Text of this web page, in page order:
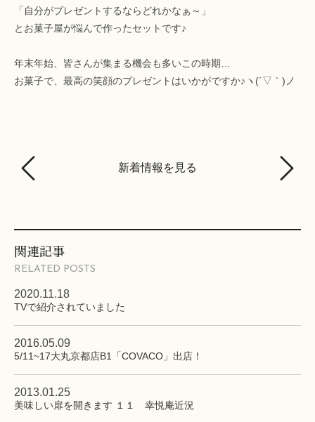
「自分がプレゼントするならどれかなぁ～」
とお菓子屋が悩んで作ったセットです♪
年末年始、皆さんが集まる機会も多いこの時期…
お菓子で、最高の笑顔のプレゼントはいかがですか♪ヽ(´▽｀)ノ
新着情報を見る
関連記事
RELATED POSTS
2020.11.18
TVで紹介されていました
2016.05.09
5/11~17大丸京都店B1「COVACO」出店！
2013.01.25
美味しい扉を開きます １１ 幸悦庵近況